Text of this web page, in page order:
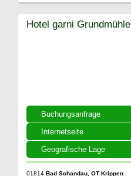
Buchungsanfrage
Internetseite
Geografische Lage
Hotel garni Grundmühle
01814 Bad Schandau, OT Krippen